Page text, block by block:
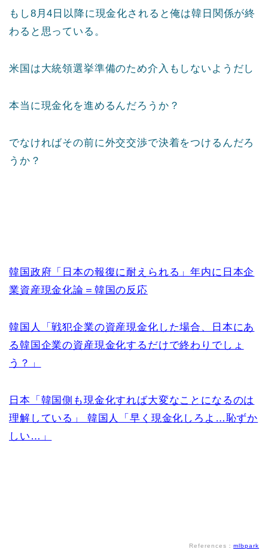
もし8月4日以降に現金化されると俺は韓日関係が終
わると思っている。
米国は大統領選挙準備のため介入もしないようだし
本当に現金化を進めるんだろうか？
でなければその前に外交交渉で決着をつけるんだろ
うか？
韓国政府「日本の報復に耐えられる」年内に日本企
業資産現金化論＝韓国の反応
韓国人「戦犯企業の資産現金化した場合、日本にあ
る韓国企業の資産現金化するだけで終わりでしょ
う？」
日本「韓国側も現金化すれば大変なことになるのは
理解している」 韓国人「早く現金化しろよ…恥ずか
しい…」
References： mlbpark